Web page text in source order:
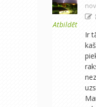
Atbildēt
Ir